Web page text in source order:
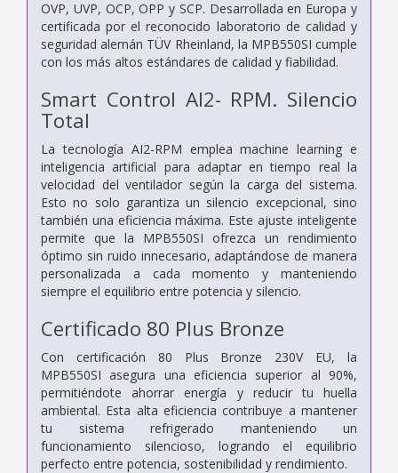
OVP, UVP, OCP, OPP y SCP. Desarrollada en Europa y
certificada por el reconocido laboratorio de calidad y
seguridad alemán TÜV Rheinland, la MPB550SI cumple
con los más altos estándares de calidad y fiabilidad.
Smart Control AI2- RPM. Silencio
Total
La tecnología AI2-RPM emplea machine learning e
inteligencia artificial para adaptar en tiempo real la
velocidad del ventilador según la carga del sistema.
Esto no solo garantiza un silencio excepcional, sino
también una eficiencia máxima. Este ajuste inteligente
permite que la MPB550SI ofrezca un rendimiento
óptimo sin ruido innecesario, adaptándose de manera
personalizada a cada momento y manteniendo
siempre el equilibrio entre potencia y silencio.
Certificado 80 Plus Bronze
Con certificación 80 Plus Bronze 230V EU, la
MPB550SI asegura una eficiencia superior al 90%,
permitiéndote ahorrar energía y reducir tu huella
ambiental. Esta alta eficiencia contribuye a mantener
tu sistema refrigerado manteniendo un
funcionamiento silencioso, logrando el equilibrio
perfecto entre potencia, sostenibilidad y rendimiento.